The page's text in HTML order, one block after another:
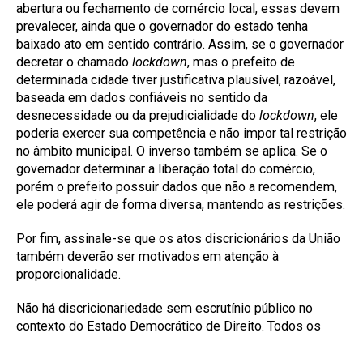
abertura ou fechamento de comércio local, essas devem
prevalecer, ainda que o governador do estado tenha
baixado ato em sentido contrário. Assim, se o governador
decretar o chamado lockdown, mas o prefeito de
determinada cidade tiver justificativa plausível, razoável,
baseada em dados confiáveis no sentido da
desnecessidade ou da prejudicialidade do lockdown, ele
poderia exercer sua competência e não impor tal restrição
no âmbito municipal. O inverso também se aplica. Se o
governador determinar a liberação total do comércio,
porém o prefeito possuir dados que não a recomendem,
ele poderá agir de forma diversa, mantendo as restrições.
Por fim, assinale-se que os atos discricionários da União
também deverão ser motivados em atenção à
proporcionalidade.
Não há discricionariedade sem escrutínio público no
contexto do Estado Democrático de Direito. Todos os